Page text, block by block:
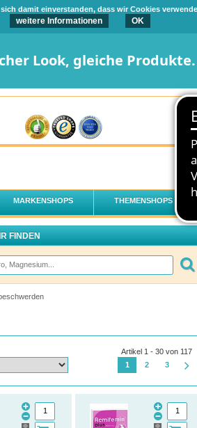
damit einverstanden, dass wir Cookies
weitere Informationen OK
Look, gleiche Produkte.
MARKENSHOPS THEMENSHOPS
FINDEN
Artikel 1 - 30 von 117
1
2 3